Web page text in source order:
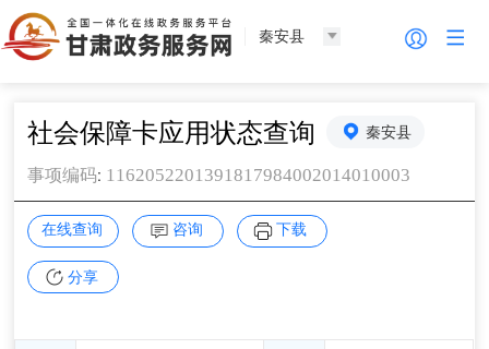
秦安县
社会保障卡应用状态查询 秦安县
事项编码: 1162052201391817984002014010003
在线查询 咨询 下载
分享